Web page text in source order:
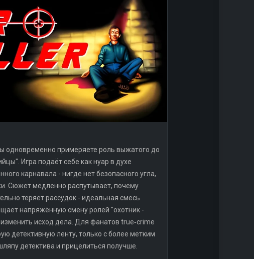
одновременно примеряете роль выжатого до
Игра подаёт себе как нуар в духе
карнавала - нигде нет безопасного угла,
Сюжет медленно распутывает, почему
теряет рассудок - идеальная смесь
напряжённую смену ролей "охотник -
исход дела. Для фанатов true‑crime
детективную ленту, только с более метким
детектива и прицелиться получше.